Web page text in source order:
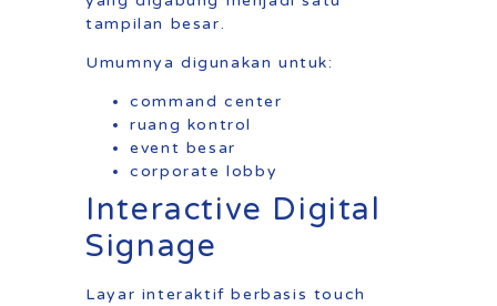
tampilan besar.
Umumnya digunakan untuk:
command center
ruang kontrol
event besar
corporate lobby
Interactive Digital
Signage
Layar interaktif berbasis touch